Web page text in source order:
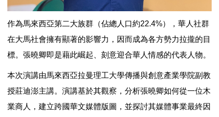
作為馬來西亞第二大族群（佔總人口約22.4%），華人社群
在大馬社會擁有顯著的影響力，因而成為各方勢力拉攏的目
標。張曉卿即是藉此崛起、刻意迎合華人情感的代表人物。
本次演講由馬來西亞拉曼理工大學傳播與創意產業學院副教
授莊迪澎主講。演講基於其觀察，分析張曉卿如何從一位木
業商人，建立跨國華文媒體版圖，並探討其媒體事業最終因